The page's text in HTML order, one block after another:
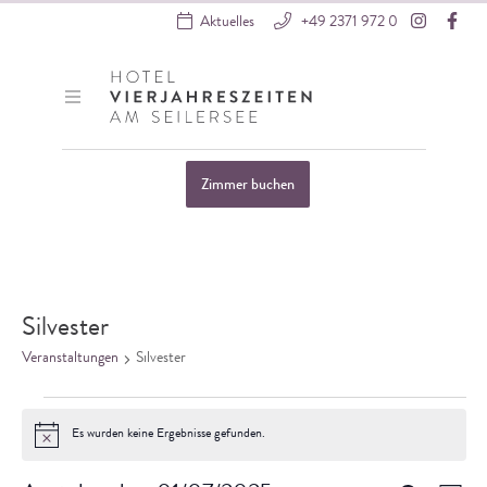
Aktuelles +49 2371 972 0
Hotel VierJahreszeiten
Zimmer buchen
Silvester
Veranstaltungen Silvester
Veranstaltungen
Hinweis
Es wurden keine Ergebnisse gefunden.